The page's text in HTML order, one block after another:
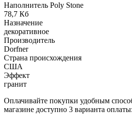
Наполнитель Poly Stone
78,7 Кб
Назначение
декоративное
Производитель
Dorfner
Страна происхождения
США
Эффект
гранит
Оплачивайте покупки удобным
магазине доступно 3 варианта оплаты: